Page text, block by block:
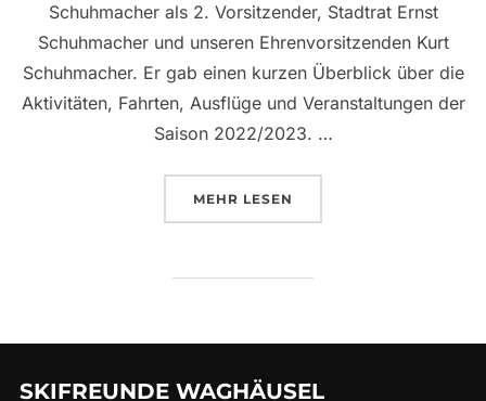
Schuhmacher als 2. Vorsitzender, Stadtrat Ernst
Schuhmacher und unseren Ehrenvorsitzenden Kurt
Schuhmacher. Er gab einen kurzen Überblick über die
Aktivitäten, Fahrten, Ausflüge und Veranstaltungen der
Saison 2022/2023. …
MEHR ÜBER
LESEN
SKIFREUNDE WAGHÄUSEL